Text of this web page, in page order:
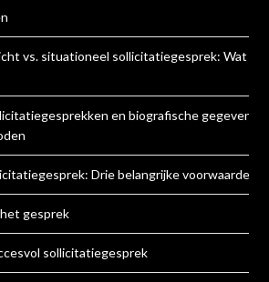
vs. situationeel sollicitatiegesprek: Wat is
en biografische gegevens
Drie belangrijke voorwaarden
gesprek
sollicitatiegesprek